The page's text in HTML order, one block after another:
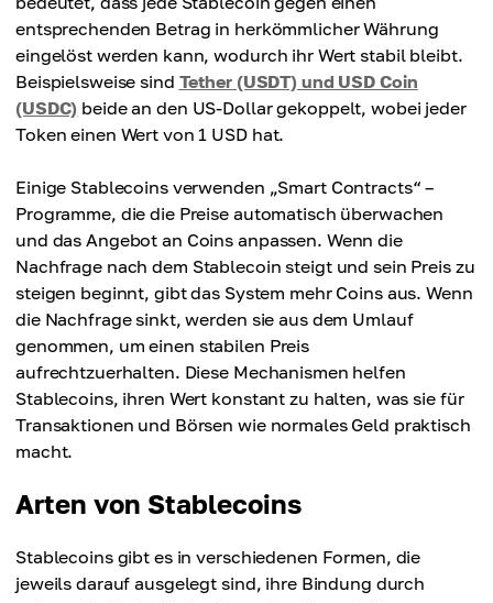
entsprechenden Betrag in herkömmlicher Währung
eingelöst werden kann, wodurch ihr Wert stabil bleibt.
Beispielsweise sind Tether (USDT) und USD Coin
(USDC) beide an den US-Dollar gekoppelt, wobei jeder
Token einen Wert von 1 USD hat.
Einige Stablecoins verwenden „Smart Contracts“ –
Programme, die die Preise automatisch überwachen
und das Angebot an Coins anpassen. Wenn die
Nachfrage nach dem Stablecoin steigt und sein Preis zu
steigen beginnt, gibt das System mehr Coins aus. Wenn
die Nachfrage sinkt, werden sie aus dem Umlauf
genommen, um einen stabilen Preis
aufrechtzuerhalten. Diese Mechanismen helfen
Stablecoins, ihren Wert konstant zu halten, was sie für
Transaktionen und Börsen wie normales Geld praktisch
macht.
Arten von Stablecoins
Stablecoins gibt es in verschiedenen Formen, die
jeweils darauf ausgelegt sind, ihre Bindung durch